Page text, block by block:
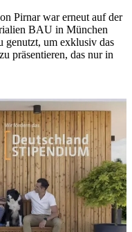
Pirnar war erneut auf der
BAU in München
genutzt, um exklusiv das
präsentieren, das nur in